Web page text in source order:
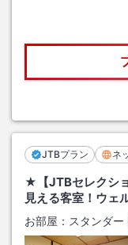
JTBプラン ネ
★【JTBセレクシ
見える客室！ウェ
お部屋： スタンダ